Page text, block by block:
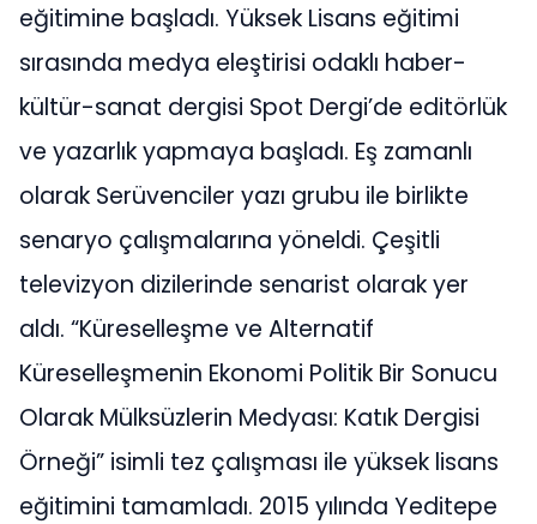
eğitimine başladı. Yüksek Lisans eğitimi
sırasında medya eleştirisi odaklı haber-
kültür-sanat dergisi Spot Dergi’de editörlük
ve yazarlık yapmaya başladı. Eş zamanlı
olarak Serüvenciler yazı grubu ile birlikte
senaryo çalışmalarına yöneldi. Çeşitli
televizyon dizilerinde senarist olarak yer
aldı. “Küreselleşme ve Alternatif
Küreselleşmenin Ekonomi Politik Bir Sonucu
Olarak Mülksüzlerin Medyası: Katık Dergisi
Örneği” isimli tez çalışması ile yüksek lisans
eğitimini tamamladı. 2015 yılında Yeditepe